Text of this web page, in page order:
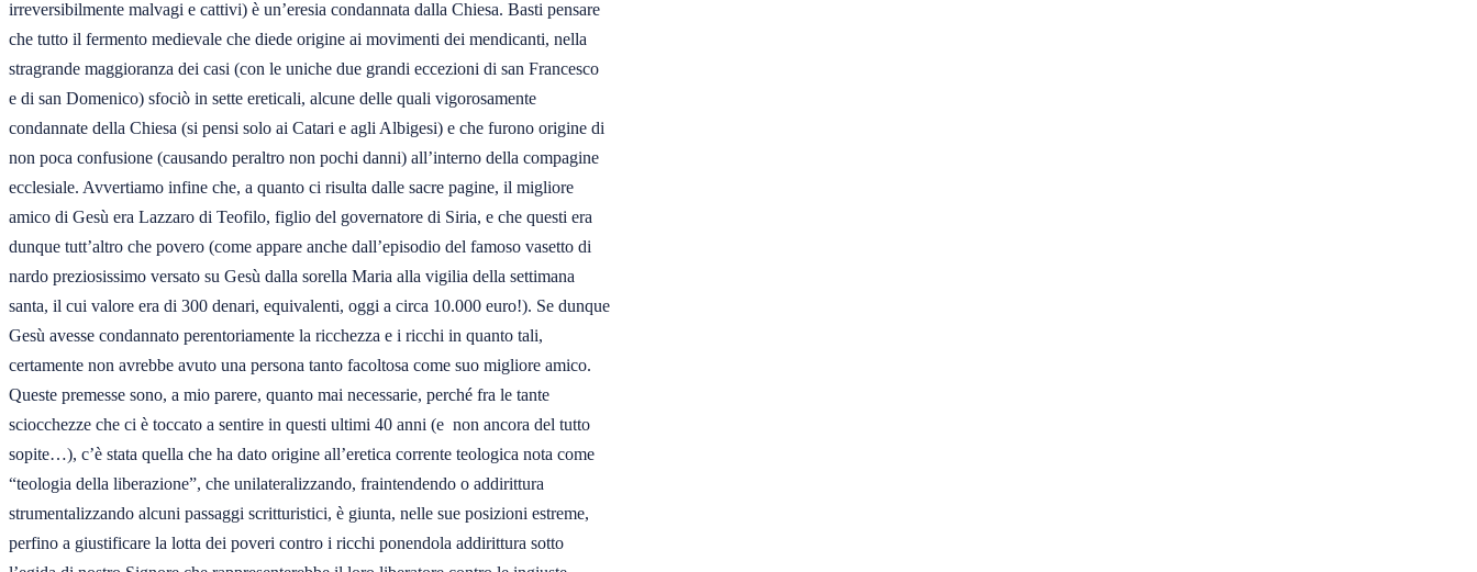
irreversibilmente malvagi e cattivi) è un’eresia condannata dalla Chiesa. Basti pensare
che tutto il fermento medievale che diede origine ai movimenti dei mendicanti, nella
stragrande maggioranza dei casi (con le uniche due grandi eccezioni di san Francesco
e di san Domenico) sfociò in sette ereticali, alcune delle quali vigorosamente
condannate della Chiesa (si pensi solo ai Catari e agli Albigesi) e che furono origine di
non poca confusione (causando peraltro non pochi danni) all’interno della compagine
ecclesiale. Avvertiamo infine che, a quanto ci risulta dalle sacre pagine, il migliore
amico di Gesù era Lazzaro di Teofilo, figlio del governatore di Siria, e che questi era
dunque tutt’altro che povero (come appare anche dall’episodio del famoso vasetto di
nardo preziosissimo versato su Gesù dalla sorella Maria alla vigilia della settimana
santa, il cui valore era di 300 denari, equivalenti, oggi a circa 10.000 euro!). Se dunque
Gesù avesse condannato perentoriamente la ricchezza e i ricchi in quanto tali,
certamente non avrebbe avuto una persona tanto facoltosa come suo migliore amico.
Queste premesse sono, a mio parere, quanto mai necessarie, perché fra le tante
sciocchezze che ci è toccato a sentire in questi ultimi 40 anni (e  non ancora del tutto
sopite…), c’è stata quella che ha dato origine all’eretica corrente teologica nota come
“teologia della liberazione”, che unilateralizzando, fraintendendo o addirittura
strumentalizzando alcuni passaggi scritturistici, è giunta, nelle sue posizioni estreme,
perfino a giustificare la lotta dei poveri contro i ricchi ponendola addirittura sotto